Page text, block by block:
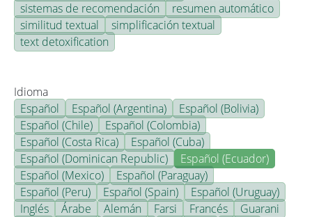
sistemas de recomendación
resumen automático
similitud textual
simplificación textual
text detoxification
Idioma
Español
Español (Argentina)
Español (Bolivia)
Español (Chile)
Español (Colombia)
Español (Costa Rica)
Español (Cuba)
Español (Dominican Republic)
Español (Ecuador)
Español (Mexico)
Español (Paraguay)
Español (Peru)
Español (Spain)
Español (Uruguay)
Inglés
Árabe Alemán Farsi Francés
Guarani